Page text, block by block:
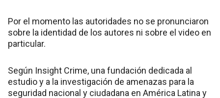
Por el momento las autoridades no se pronunciaron
sobre la identidad de los autores ni sobre el video en
particular.
Según Insight Crime, una fundación dedicada al
estudio y a la investigación de amenazas para la
seguridad nacional y ciudadana en América Latina y